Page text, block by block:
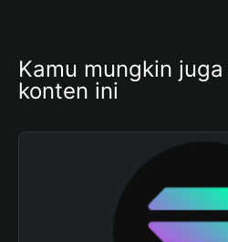
Kamu mungkin
konten ini